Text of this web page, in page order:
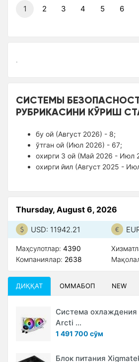
1 2 3 4 5 6
.
СИСТЕМЫ
РУБРИКАСИНИ КЎРИШ
бу ой (Август 2026) - 8;
ўтган ой (Июл 2026) - 67;
оxирги 3 ой (Май 2026 - Июл
оxирги йил (Август 2025 -
Thursday, August 6, 2026
USD: 11942.21
Маҳсулотлар: 4390
Компаниялар: 2638
ДИҚҚАТ ОММАБОП NEW
Система охлаждения
Arcti ...
1 491 700 сўм
Блок питания